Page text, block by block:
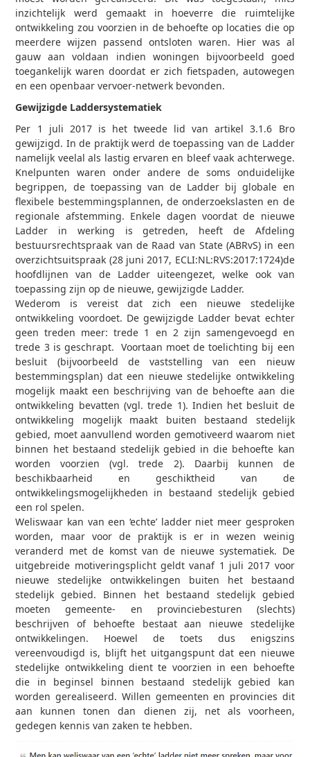
inzichtelijk werd gemaakt in hoeverre die ruimtelijke
ontwikkeling zou voorzien in de behoefte op locaties die op
meerdere wijzen passend ontsloten waren. Hier was al
gauw aan voldaan indien woningen bijvoorbeeld goed
toegankelijk waren doordat er zich fietspaden, autowegen
en een openbaar vervoer-netwerk bevonden.
Gewijzigde Laddersystematiek
Per 1 juli 2017 is het tweede lid van artikel 3.1.6 Bro
gewijzigd. In de praktijk werd de toepassing van de Ladder
namelijk veelal als lastig ervaren en bleef vaak achterwege.
Knelpunten waren onder andere de soms onduidelijke
begrippen, de toepassing van de Ladder bij globale en
flexibele bestemmingsplannen, de onderzoekslasten en de
regionale afstemming. Enkele dagen voordat de nieuwe
Ladder in werking is getreden, heeft de Afdeling
bestuursrechtspraak van de Raad van State (ABRvS) in een
overzichtsuitspraak (28 juni 2017, ECLI:NL:RVS:2017:1724)de
hoofdlijnen van de Ladder uiteengezet, welke ook van
toepassing zijn op de nieuwe, gewijzigde Ladder.
Wederom is vereist dat zich een nieuwe stedelijke
ontwikkeling voordoet. De gewijzigde Ladder bevat echter
geen treden meer: trede 1 en 2 zijn samengevoegd en
trede 3 is geschrapt. Voortaan moet de toelichting bij een
besluit (bijvoorbeeld de vaststelling van een nieuw
bestemmingsplan) dat een nieuwe stedelijke ontwikkeling
mogelijk maakt een beschrijving van de behoefte aan die
ontwikkeling bevatten (vgl. trede 1). Indien het besluit de
ontwikkeling mogelijk maakt buiten bestaand stedelijk
gebied, moet aanvullend worden gemotiveerd waarom niet
binnen het bestaand stedelijk gebied in die behoefte kan
worden voorzien (vgl. trede 2). Daarbij kunnen de
beschikbaarheid en geschiktheid van de
ontwikkelingsmogelijkheden in bestaand stedelijk gebied
een rol spelen.
Weliswaar kan van een ‘echte’ ladder niet meer gesproken
worden, maar voor de praktijk is er in wezen weinig
veranderd met de komst van de nieuwe systematiek. De
uitgebreide motiveringsplicht geldt vanaf 1 juli 2017 voor
nieuwe stedelijke ontwikkelingen buiten het bestaand
stedelijk gebied. Binnen het bestaand stedelijk gebied
moeten gemeente- en provinciebesturen (slechts)
beschrijven of behoefte bestaat aan nieuwe stedelijke
ontwikkelingen. Hoewel de toets dus enigszins
vereenvoudigd is, blijft het uitgangspunt dat een nieuwe
stedelijke ontwikkeling dient te voorzien in een behoefte
die in beginsel binnen bestaand stedelijk gebied kan
worden gerealiseerd. Willen gemeenten en provincies dit
aan kunnen tonen dan dienen zij, net als voorheen,
gedegen kennis van zaken te hebben.